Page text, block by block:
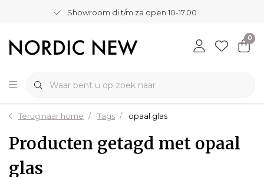
Showroom di t/m za open 10-17.00
0
Terug naar home Tags opaal glas
Producten getagd met opaal
glas